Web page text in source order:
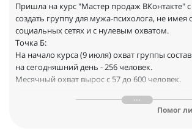
Пришла на курс "Мастер продаж ВКонтакте"
создать группу для мужа-психолога, не имея
социальных сетях и с нулевым охватом.
Точка Б:
На начало курса (9 июля) охват группы
на сегодняшний день - 256 человек.
Месячный охват вырос с 57 до 600 человек.
Через ВКонтакте заработано 6000 рублей, и
Помог